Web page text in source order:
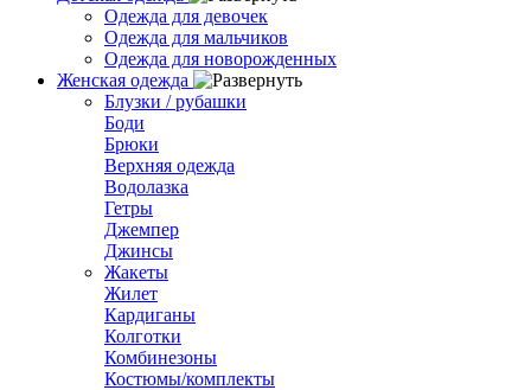
Одежда для девочек
Одежда для мальчиков
Одежда для новорожденных
Женская одежда
Блузки / рубашки
Боди
Брюки
Верхняя одежда
Водолазка
Гетры
Джемпер
Джинсы
Жакеты
Жилет
Кардиганы
Колготки
Комбинезоны
Костюмы/комплекты